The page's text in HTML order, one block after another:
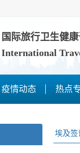
国际旅行卫生健
International
疫情动态 热点
埃及签